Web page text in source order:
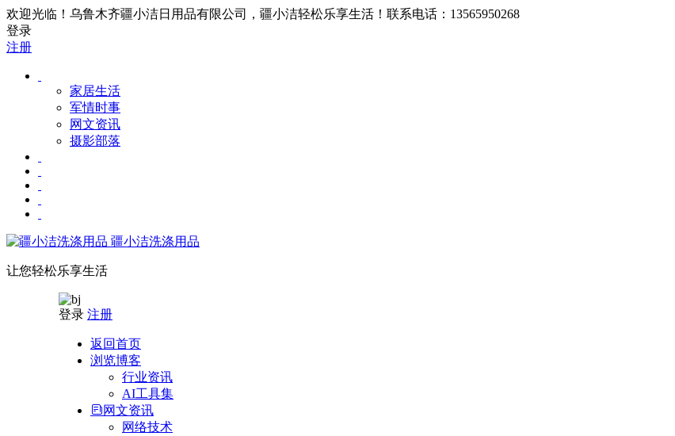
欢迎光临！乌鲁木齐疆小洁日用品有限公司，疆小洁轻松乐享生活！联系电话：13565950268
登录
注册
家居生活
军情时事
网文资讯
摄影部落
疆小洁洗涤用品
让您轻松乐享生活
登录 注册
返回首页
浏览博客
行业资讯
AI工具集
网文资讯
网络技术